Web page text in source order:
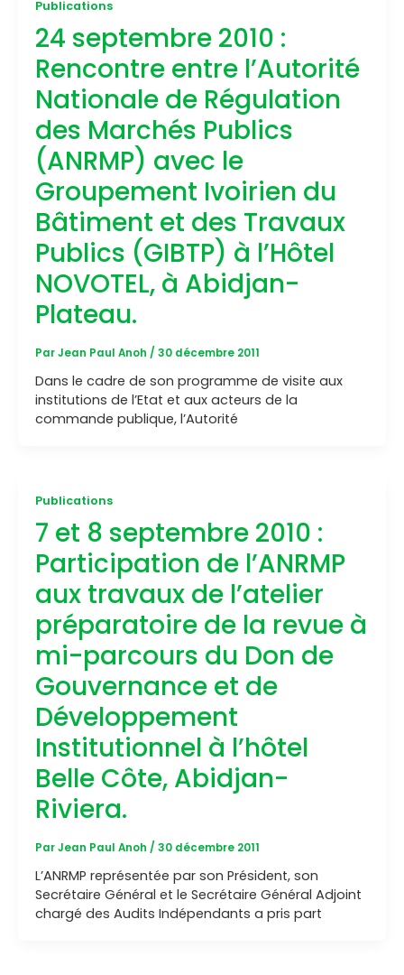
Publications
24 septembre 2010 :
Rencontre entre l’Autorité
Nationale de Régulation
des Marchés Publics
(ANRMP) avec le
Groupement Ivoirien du
Bâtiment et des Travaux
Publics (GIBTP) à l’Hôtel
NOVOTEL, à Abidjan-
Plateau.
ParJean Paul Anoh /30 décembre 2011
Dans le cadre de son programme de visite aux
institutions de l’Etat et aux acteurs de la
commande publique, l’Autorité
Publications
7 et 8 septembre 2010 :
Participation de l’ANRMP
aux travaux de l’atelier
préparatoire de la revue à
mi-parcours du Don de
Gouvernance et de
Développement
Institutionnel à l’hôtel
Belle Côte, Abidjan-
Riviera.
ParJean Paul Anoh /30 décembre 2011
L’ANRMP représentée par son Président, son
Secrétaire Général et le Secrétaire Général Adjoint
chargé des Audits Indépendants a pris part